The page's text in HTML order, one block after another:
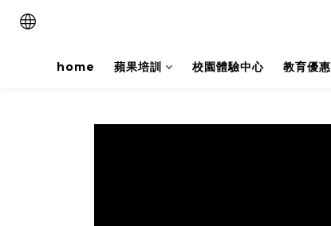
home 蘋果培訓 校園體驗中心 教育優惠